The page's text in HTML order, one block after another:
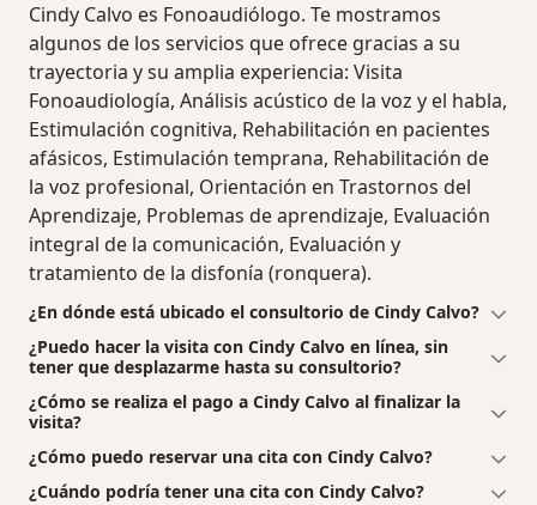
Cindy Calvo es Fonoaudiólogo. Te mostramos
algunos de los servicios que ofrece gracias a su
trayectoria y su amplia experiencia: Visita
Fonoaudiología, Análisis acústico de la voz y el habla,
Estimulación cognitiva, Rehabilitación en pacientes
afásicos, Estimulación temprana, Rehabilitación de
la voz profesional, Orientación en Trastornos del
Aprendizaje, Problemas de aprendizaje, Evaluación
integral de la comunicación, Evaluación y
tratamiento de la disfonía (ronquera).
¿En dónde está ubicado el consultorio de Cindy Calvo?
¿Puedo hacer la visita con Cindy Calvo en línea, sin
tener que desplazarme hasta su consultorio?
¿Cómo se realiza el pago a Cindy Calvo al finalizar la
visita?
¿Cómo puedo reservar una cita con Cindy Calvo?
¿Cuándo podría tener una cita con Cindy Calvo?